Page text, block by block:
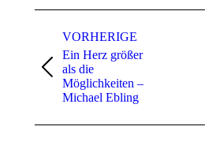
VORHERIGE
Vorheriger
Beitrag:
Ein Herz größer
als die
Möglichkeiten –
Michael Ebling